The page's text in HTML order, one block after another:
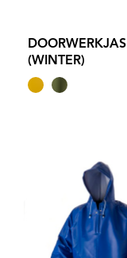
DOORWERKJAS
(WINTER)